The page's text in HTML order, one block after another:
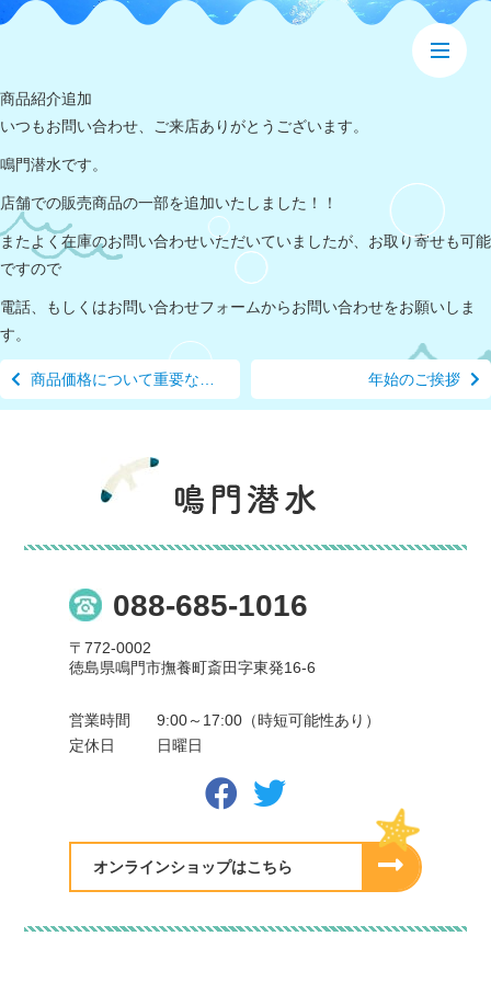
商品紹介追加
いつもお問い合わせ、ご来店ありがとうございます。
鳴門潜水です。
店舗での販売商品の一部を追加いたしました！！
またよく在庫のお問い合わせいただいていましたが、お取り寄せも可能
ですので
電話、もしくはお問い合わせフォームからお問い合わせをお願いしま
す。
年始のご挨拶
088-685-1016
〒772-0002
徳島県鳴門市撫養町斎田字東発16-6
営業時間
9:00～17:00（時短可能性あり）
定休日
日曜日
オンラインショップはこちら